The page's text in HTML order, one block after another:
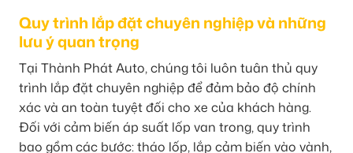
Quy trình lắp đặt chuyên nghiệp và những
lưu ý quan trọng
Tại Thành Phát Auto, chúng tôi luôn tuân thủ quy
trình lắp đặt chuyên nghiệp để đảm bảo độ chính
xác và an toàn tuyệt đối cho xe của khách hàng.
Đối với cảm biến áp suất lốp van trong, quy trình
bao gồm các bước: tháo lốp, lắp cảm biến vào vành,